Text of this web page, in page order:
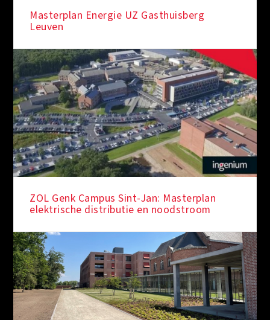
Masterplan Energie UZ Gasthuisberg
Leuven
ZOL Genk Campus Sint-Jan: Masterplan
elektrische distributie en noodstroom